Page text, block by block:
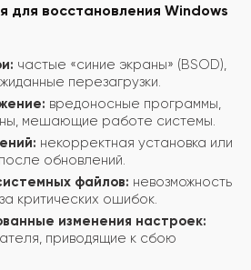
для восстановления Windows
частые «синие экраны» (BSOD),
перезагрузки.
вредоносные программы,
мешающие работе системы.
некорректная установка или
обновлений.
файлов: невозможность
критических ошибок.
изменения настроек:
приводящие к сбою